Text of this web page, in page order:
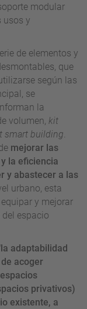
modular
usos y
de elementos y
que
según las
se
la
volumen, kit
smart building.
mejorar las
la eficiencia
y abastecer a las
urbano, esta
y mejorar
espacio
adaptabilidad
acoger
privativos)
existente, a